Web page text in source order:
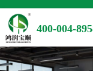
400-004-